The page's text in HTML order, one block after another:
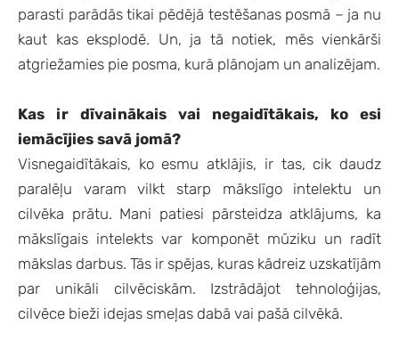
parasti parādās tikai pēdējā testēšanas posmā – ja nu
kaut kas eksplodē. Un, ja tā notiek, mēs vienkārši
atgriežamies pie posma, kurā plānojam un analizējam.
Kas ir dīvainākais vai negaidītākais, ko esi
iemācījies savā jomā?
Visnegaidītākais, ko esmu atklājis, ir tas, cik daudz
paralēļu varam vilkt starp mākslīgo intelektu un
cilvēka prātu. Mani patiesi pārsteidza atklājums, ka
mākslīgais intelekts var komponēt mūziku un radīt
mākslas darbus. Tās ir spējas, kuras kādreiz uzskatījām
par unikāli cilvēciskām. Izstrādājot tehnoloģijas,
cilvēce bieži idejas smeļas dabā vai pašā cilvēkā.